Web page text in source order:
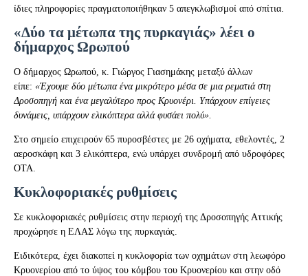
ίδιες πληροφορίες πραγματοποιήθηκαν 5 απεγκλωβισμοί από σπίτια.
«Δύο τα μέτωπα της πυρκαγιάς» λέει ο
δήμαρχος Ωρωπού
Ο δήμαρχος Ωρωπού, κ. Γιώργος Γιασημάκης μεταξύ άλλων
είπε: «Έχουμε δύο μέτωπα ένα μικρότερο μέσα σε μια ρεματιά στη
Δροσοπηγή και ένα μεγαλύτερο προς Κρυονέρι. Υπάρχουν επίγειες
δυνάμεις, υπάρχουν ελικόπτερα αλλά φυσάει πολύ».
Στο σημείο επιχειρούν 65 πυροσβέστες με 26 οχήματα, εθελοντές, 2
αεροσκάφη και 3 ελικόπτερα, ενώ υπάρχει συνδρομή από υδροφόρες
ΟΤΑ.
Κυκλοφοριακές ρυθμίσεις
Σε κυκλοφοριακές ρυθμίσεις στην περιοχή της Δροσοπηγής Αττικής
προχώρησε η ΕΛΑΣ λόγω της πυρκαγιάς.
Ειδικότερα, έχει διακοπεί η κυκλοφορία των οχημάτων στη λεωφόρο
Κρυονερίου από το ύψος του κόμβου του Κρυονερίου και στην οδό